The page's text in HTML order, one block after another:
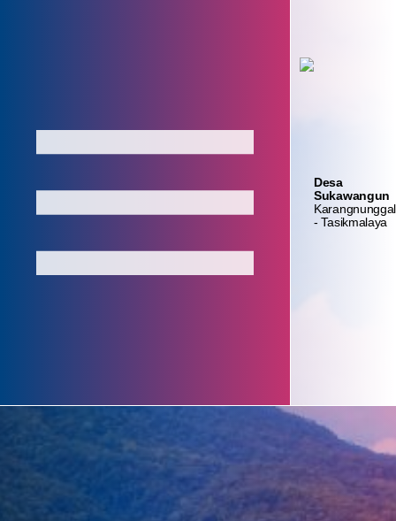
Desa
Sukawangun
Karangnunggal
- Tasikmalaya
Home
Profil Desa